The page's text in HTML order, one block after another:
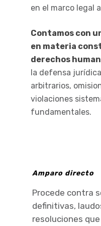
en el marco legal
Contamos con
en materia
derechos
la defensa
arbitrarios,
violaciones
fundamentales.
Amparo directo
Procede contra
definitivas,
resoluciones